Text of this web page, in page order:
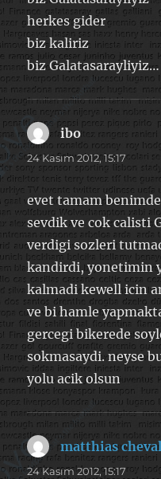
herkes gider
biz kaliriz
biz Galatasarayliyiz…
ibodedi
ki:
24 Kasım 2012, 15:17
evet tamam
sevdik ve cok calisti
verdigi sozleri
kandirdi, yonetimin
kalmadi kewell icin
ve bi hamle
gercegi bikerede
sokmasaydi. neyse
yolu acik olsun
matthias
24 Kasım 2012, 15:17